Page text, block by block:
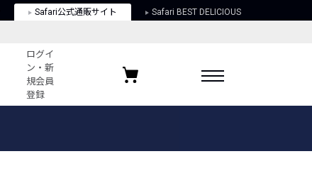
Safari公式通販サイト Safari BEST DELICIOUS
ログイ
ン・新
規会員
登録
お気に入りブランド